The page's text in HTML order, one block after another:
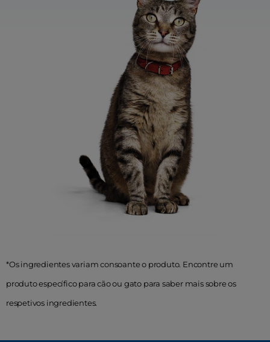
*Os ingredientes variam consoante o produto. Encontre um
produto específico para cão ou gato para saber mais sobre os
respetivos ingredientes.